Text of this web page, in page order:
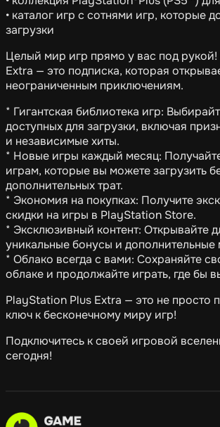
• каталог игр с сотнями игр, которые
загрузки
Целый мир игр прямо у вас под
Extra — это подписка, которая
неограниченным приключениям.
* Гигантская библиотека игр:
доступных для загрузки, включая
и независимые хиты.
* Новые игры каждый месяц:
играм, которые вы можете загрузить
дополнительных трат.
* Экономия на покупках: Получите
скидки на игры в PlayStation Store.
* Эксклюзивный контент: Открывайте
уникальные бонусы и дополнительные
* Облако всегда с вами: Сохраняйте
облаке и продолжайте играть, где бы
PlayStation Plus Extra — это не просто
ключ к бесконечному миру игр!
Подключитесь к своей игровой
сегодня!